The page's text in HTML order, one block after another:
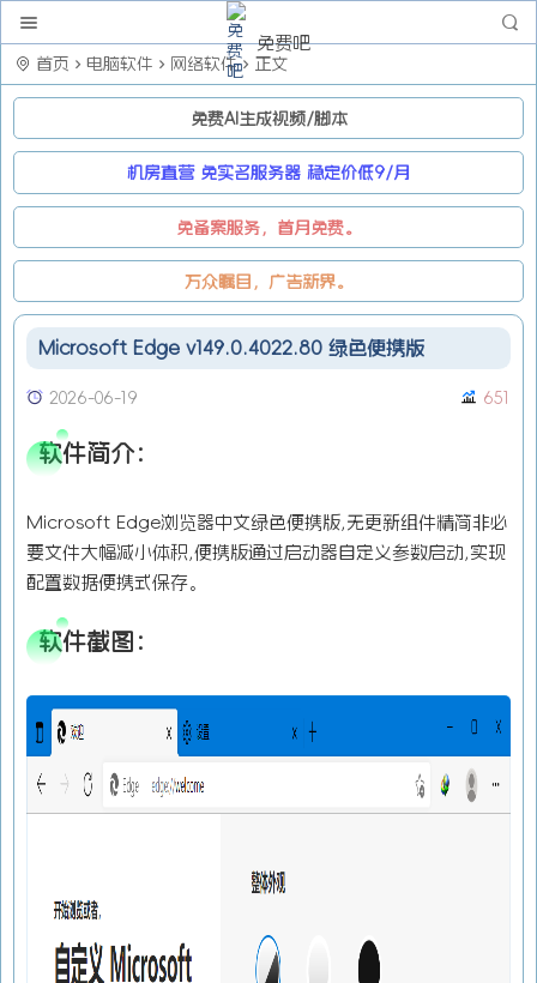
免费吧
首页 电脑软件 网络软件 正文
免费AI生成视频/脚本
机房直营 免实名服务器 稳定价低9/月
免备案服务，首月免费。
万众瞩目，广告新界。
Microsoft Edge v149.0.4022.80 绿色便携版
2026-06-19 651
软件简介：
Microsoft Edge浏览器中文绿色便携版,无更新组件精简非必
要文件大幅减小体积,便携版通过启动器自定义参数启动,实现
配置数据便携式保存。
软件截图：